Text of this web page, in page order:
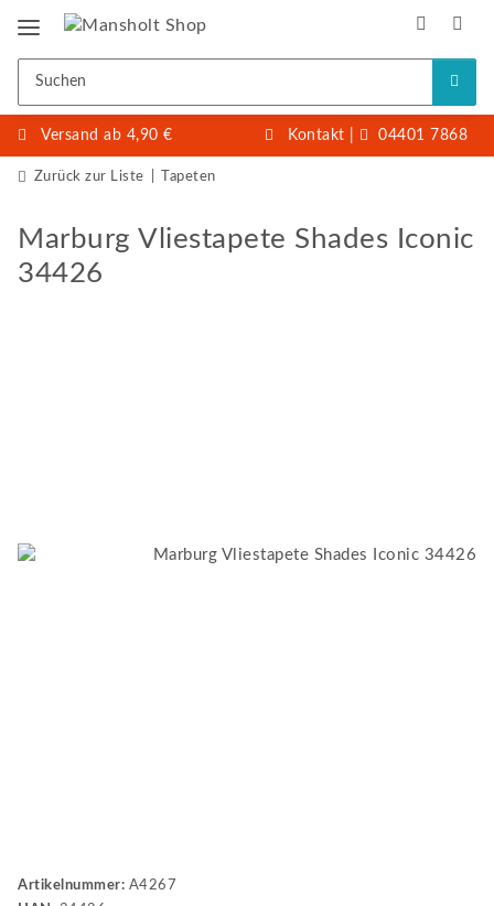
Versand ab 4,90 € Kontakt 04401 7868
Zurück zur Liste Tapeten
Marburg Vliestapete Shades Iconic
34426
Artikelnummer: A4267